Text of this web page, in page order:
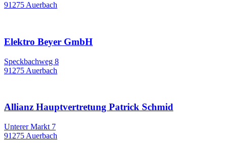
91275 Auerbach
Elektro Beyer GmbH
Speckbachweg 8
91275 Auerbach
Allianz Hauptvertretung Patrick Schmid
Unterer Markt 7
91275 Auerbach